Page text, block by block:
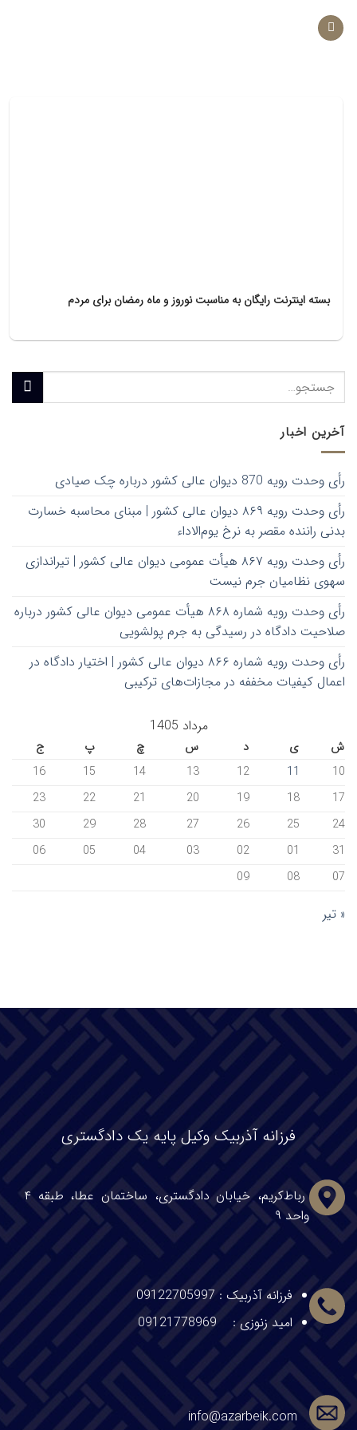
آخرین اخبار
رأی وحدت رویه 870 دیوان عالی کشور درباره چک صیادی
رأی وحدت رویه ۸۶۹ دیوان عالی کشور | مبنای محاسبه خسارت
بدنی راننده مقصر به نرخ یوم‌الاداء
رأی وحدت رویه ۸۶۷ هیأت عمومی دیوان عالی کشور | تیراندازی
سهوی نظامیان جرم نیست
رأی وحدت رویه شماره ۸۶۸ هیأت عمومی دیوان عالی کشور درباره
صلاحیت دادگاه در رسیدگی به جرم پولشویی
رأی وحدت رویه شماره ۸۶۶ دیوان عالی کشور | اختیار دادگاه در
اعمال کیفیات مخففه در مجازات‌های ترکیبی
مرداد 1405
ش ی د س چ پ
ج
10
11
12
13
14
15
16
17
18
19
20
21
22
23
24
25
26
27
28
29
30
31
01
02
03
04
05
06
07
08
09
« تیر
بسته اینترنت رایگان به مناسبت نوروز و ماه رمضان برای مردم
فرزانه آذربیک وکیل پایه یک دادگستری
رباط‌کریم، خیابان دادگستری، ساختمان عطا، طبقه ۴
واحد ۹
فرزانه آذربیک :
09122705997
امید زنوزی :09121778969
info@azarbeik.com